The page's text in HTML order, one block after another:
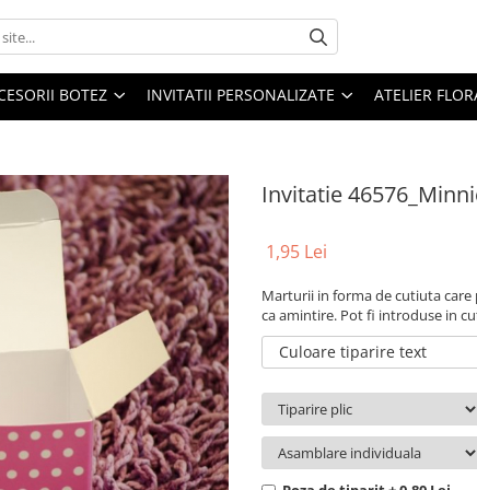
BOTEZ INVITATII PERSONALIZATE ATELIER
Invitatie
1,95 Lei
Marturii in forma de cutiuta care
ca amintire. Pot fi introduse in
Culoare tiparire text